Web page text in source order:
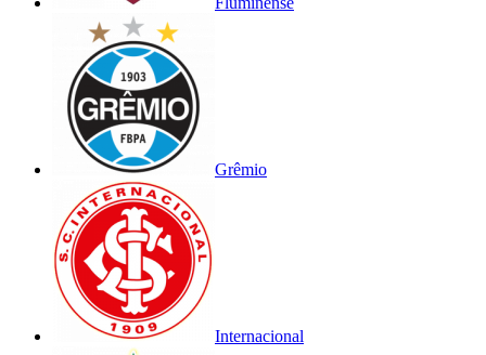
Grêmio
Internacional